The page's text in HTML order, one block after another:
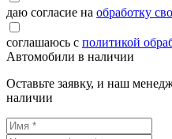
даю согласие на обработку
соглашаюсь с политикой
Автомобили в наличии
Оставьте заявку, и наш
наличии